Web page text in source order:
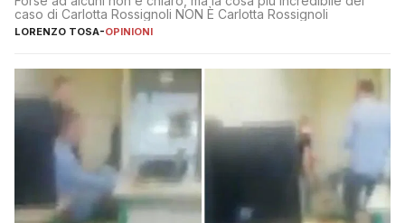
caso di Carlotta Rossignoli NON È Carlotta Rossignoli
LORENZO TOSA-OPINIONI